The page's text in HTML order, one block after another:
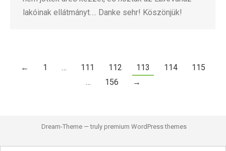
lakóinak ellátmányt…. Danke sehr! Köszönjük!
← 1 … 111 112 113 114
115
…
156 →
Dream-Theme — truly premium WordPress themes